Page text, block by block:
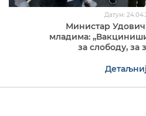
Датум:
Министар
младима:
за слободу, за